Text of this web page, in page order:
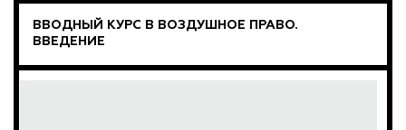
ВВОДНЫЙ КУРС В ВОЗДУШНОЕ ПРАВО.
ВВЕДЕНИЕ